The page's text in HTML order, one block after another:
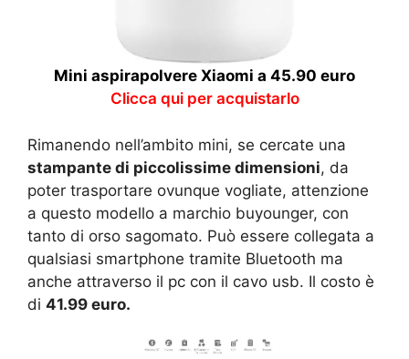
Mini aspirapolvere Xiaomi a 45.90 euro
Clicca qui per acquistarlo
Rimanendo nell’ambito mini, se cercate una
stampante di piccolissime dimensioni, da
poter trasportare ovunque vogliate, attenzione
a questo modello a marchio buyounger, con
tanto di orso sagomato. Può essere collegata a
qualsiasi smartphone tramite Bluetooth ma
anche attraverso il pc con il cavo usb. Il costo è
di 41.99 euro.